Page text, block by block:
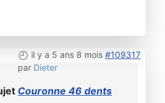
il y a 5 ans 8 mois #109317
par Dieter
Couronne 46 dents